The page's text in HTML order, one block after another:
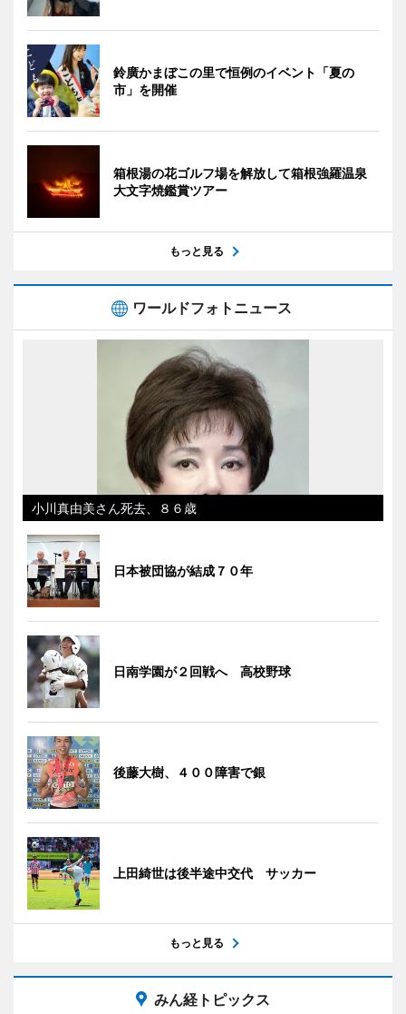
鈴廣かまぼこの里で恒例のイベント「夏の
市」を開催
箱根湯の花ゴルフ場を解放して箱根強羅温泉
大文字焼鑑賞ツアー
もっと見る
ワールドフォトニュース
小川真由美さん死去、８６歳
日本被団協が結成７０年
日南学園が２回戦へ 高校野球
後藤大樹、４００障害で銀
上田綺世は後半途中交代 サッカー
もっと見る
みん経トピックス